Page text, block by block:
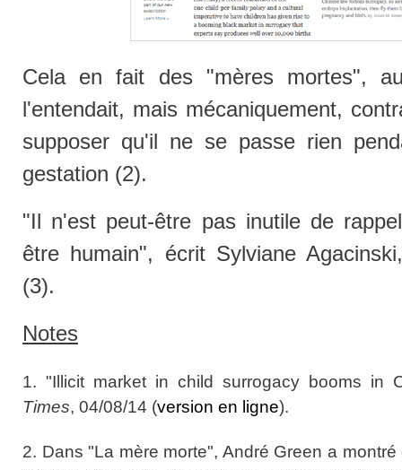
Cela en fait des "mères mortes",
l'entendait, mais mécaniquement,
supposer qu'il ne se passe rien
gestation (2).
"Il n'est peut-être pas inutile de
être humain", écrit Sylviane
(3).
Notes
1. "Illicit market in child surrogacy booms in
Times, 04/08/14 (version en ligne).
2. Dans "La mère morte", André Green a